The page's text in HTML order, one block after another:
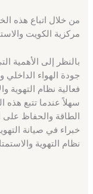
من خلال اتباع هذه
مركزية الكويت
بالنظر إلى الأهمية
جودة الهواء
فعالية نظام
سهلاً عندما تتبع
الطاقة والحفاظ على
خبراء في صيانة
نظام التهوية